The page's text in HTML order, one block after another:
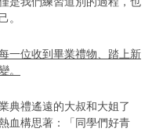
。
一位收到畢業禮物、踏上新
。
典禮遙遠的大叔和大姐了
血構思著：「同學們好青